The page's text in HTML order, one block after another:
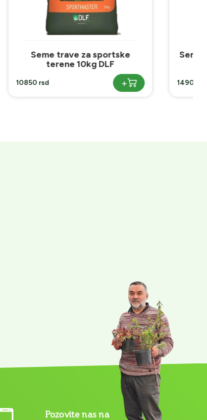
Seme trave za cvetni travnjak
Pozovite nas na